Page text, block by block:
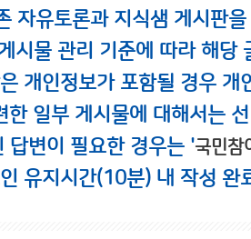
자유토론과 지식샘 게시판
시물 관리 기준에 따라 해당
개인정보가 포함될 경우
한 일부 게시물에 대해서는
변이 필요한 경우는 '국민참
유지시간(10분) 내 작성 완